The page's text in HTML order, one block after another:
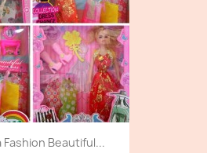
Fashion Beautiful...